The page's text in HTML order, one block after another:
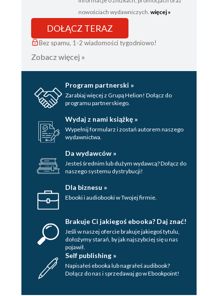
nowościach wydawniczych. więcej »
DOŁĄCZ TERAZ
Bez spamu, 1-2 wiadomości tygodniowo!
Zobacz więcej »
Program partnerski »
Zarabiaj więcej z Grupą Helion! Dołącz do
programu partnerskiego.
Wydaj z nami książkę »
Wypełnij formularz i zostań autorem naszego
wydawnictwa.
Da wydawców »
Jesteś średnim lub dużym wydawcą? Dołącz do
naszego systemu dystrybucji!
Dla biznesu »
Ebooki i audiobooki w Twojej firmie.
Brakuje Ci jakiegoś ebooka? Daj znać!
Jeśli w naszej ofercie brakuje jakiegoś tytulu,
dołożymy starań, by jak najszybciej się u nas
pojawił.
Self publishing »
Napisałeś ebooka lub nagrałeś audibook?
Dołącz do nas i sprzedawaj go w Ebookpoint!